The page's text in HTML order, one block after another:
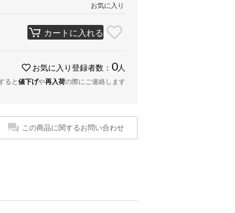
お気に入り
カートに入れる
お気に入り登録者数： 0人
ると値下げや再入荷の際にご連絡します
この商品に関するお問い合わせ